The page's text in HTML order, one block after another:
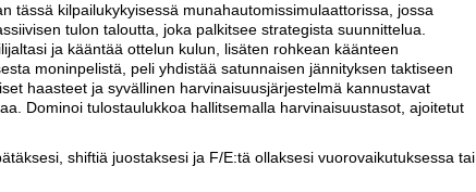
tässä kilpailukykyisessä munahautomissimulaattorissa, jossa
tulon taloutta, joka palkitsee strategista suunnittelua.
ja kääntää ottelun kulun, lisäten rohkean käänteen
moninpelistä, peli yhdistää satunnaisen jännityksen taktiseen
haasteet ja syvällinen harvinaisuusjärjestelmä kannustavat
Dominoi tulostaulukkoa hallitsemalla harvinaisuustasot, ajoitetut
shiftiä juostaksesi ja F/E:tä ollaksesi vuorovaikutuksessa tai